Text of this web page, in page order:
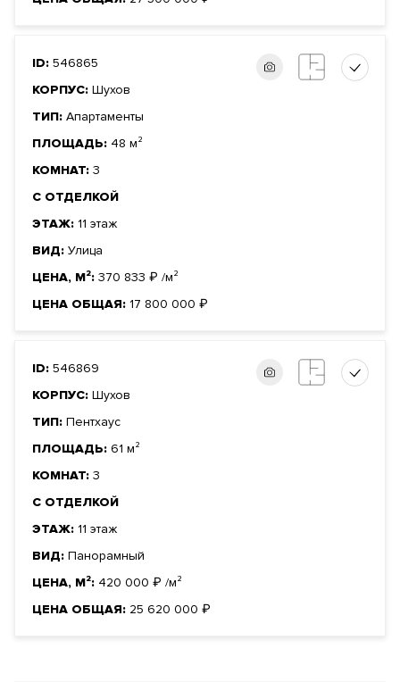
ID: 546865
КОРПУС: Шухов
ТИП: Апартаменты
ПЛОЩАДЬ: 48 м²
КОМНАТ: 3
С ОТДЕЛКОЙ
ЭТАЖ: 11 этаж
ВИД: Улица
ЦЕНА, М²: 370 833 ₽ /м²
ЦЕНА ОБЩАЯ: 17 800 000 ₽
ID: 546869
КОРПУС: Шухов
ТИП: Пентхаус
ПЛОЩАДЬ: 61 м²
КОМНАТ: 3
С ОТДЕЛКОЙ
ЭТАЖ: 11 этаж
ВИД: Панорамный
ЦЕНА, М²: 420 000 ₽ /м²
ЦЕНА ОБЩАЯ: 25 620 000 ₽